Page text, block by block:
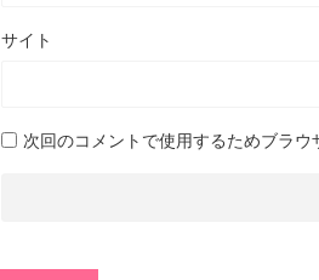
サイト
次回のコメントで使用するためブラウ